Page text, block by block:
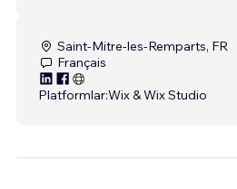
Saint-Mitre-les-Remparts, FR
Français
Platformlar:Wix & Wix Studio